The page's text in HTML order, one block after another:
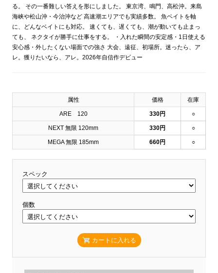
る。 その一番難しい答えを形にしました。 東京湾、鳴門、高松沖。来島
海峡や松山沖・今治沖など 高速潮エリアでも実績多数。 魚ベイトを軸
に、どんなベイトにも対応。 速くても、遅くても、潮が動いても止まっ
ても、 ネクタイが勝手に仕事をする。 ・入れた瞬間の安定感・1日使える
安心感・外したくない場面での強さ 大会、遠征、初場所。迷ったら、ア
レ。獲りたいなら、アレ。2026年自信作デビュー
属性 価格 在庫
ARE 120 330円 ○
NEXT 無限 120mm 330円 ○
MEGA 無限 185mm 660円 ○
スペック
個数
カートに入れる